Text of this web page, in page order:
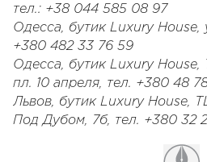
тел.: +38 044 585 08 97
Одесса, бутик Luxury House,
+380 482 33 76 59
Одесса, бутик Luxury House,
пл. 10 апреля, тел. +380 48
Львов, бутик Luxury House,
Под Дубом, 7б, тел. +380 32